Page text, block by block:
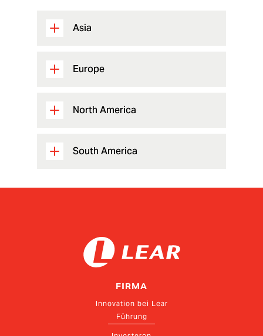
Asia
Europe
North America
South America
FIRMA
Innovation bei Lear
Führung